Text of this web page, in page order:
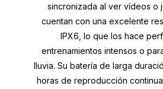
sincronizada al ver vídeos o
cuentan con una excelente
IPX6, lo que los hace
entrenamientos intensos o
lluvia. Su batería de larga
horas de reproducción